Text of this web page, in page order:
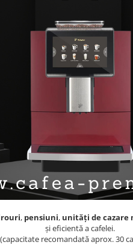
, pensiuni, unități de cazare
și eficientă a cafelei.
(capacitate recomandată aprox. 30